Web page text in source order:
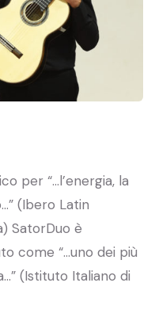
per “…l’energia, la
(Ibero Latin
SatorDuo è
come “…uno dei più
(Istituto Italiano di